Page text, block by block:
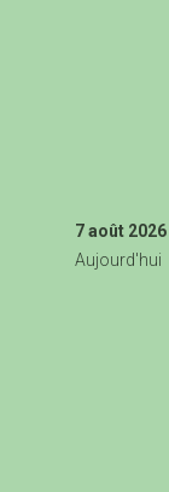
7 août 2026
Aujourd'hui